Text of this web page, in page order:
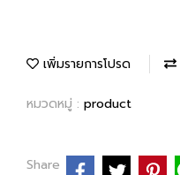
เพิ่มรายการโปรด
หมวดหมู่ : product
Share